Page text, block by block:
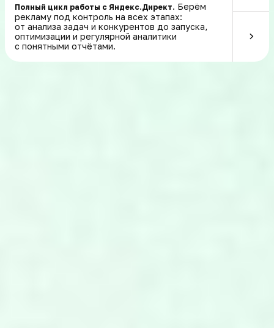
Полный цикл работы с Яндекс.Директ. Берём
рекламу под контроль на всех этапах:
от анализа задач и конкурентов до запуска,
оптимизации и регулярной аналитики
с понятными отчётами.